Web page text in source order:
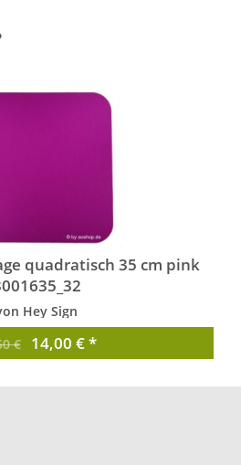
quadratisch 35 cm pink
Hey Sign
€
14,00 € *